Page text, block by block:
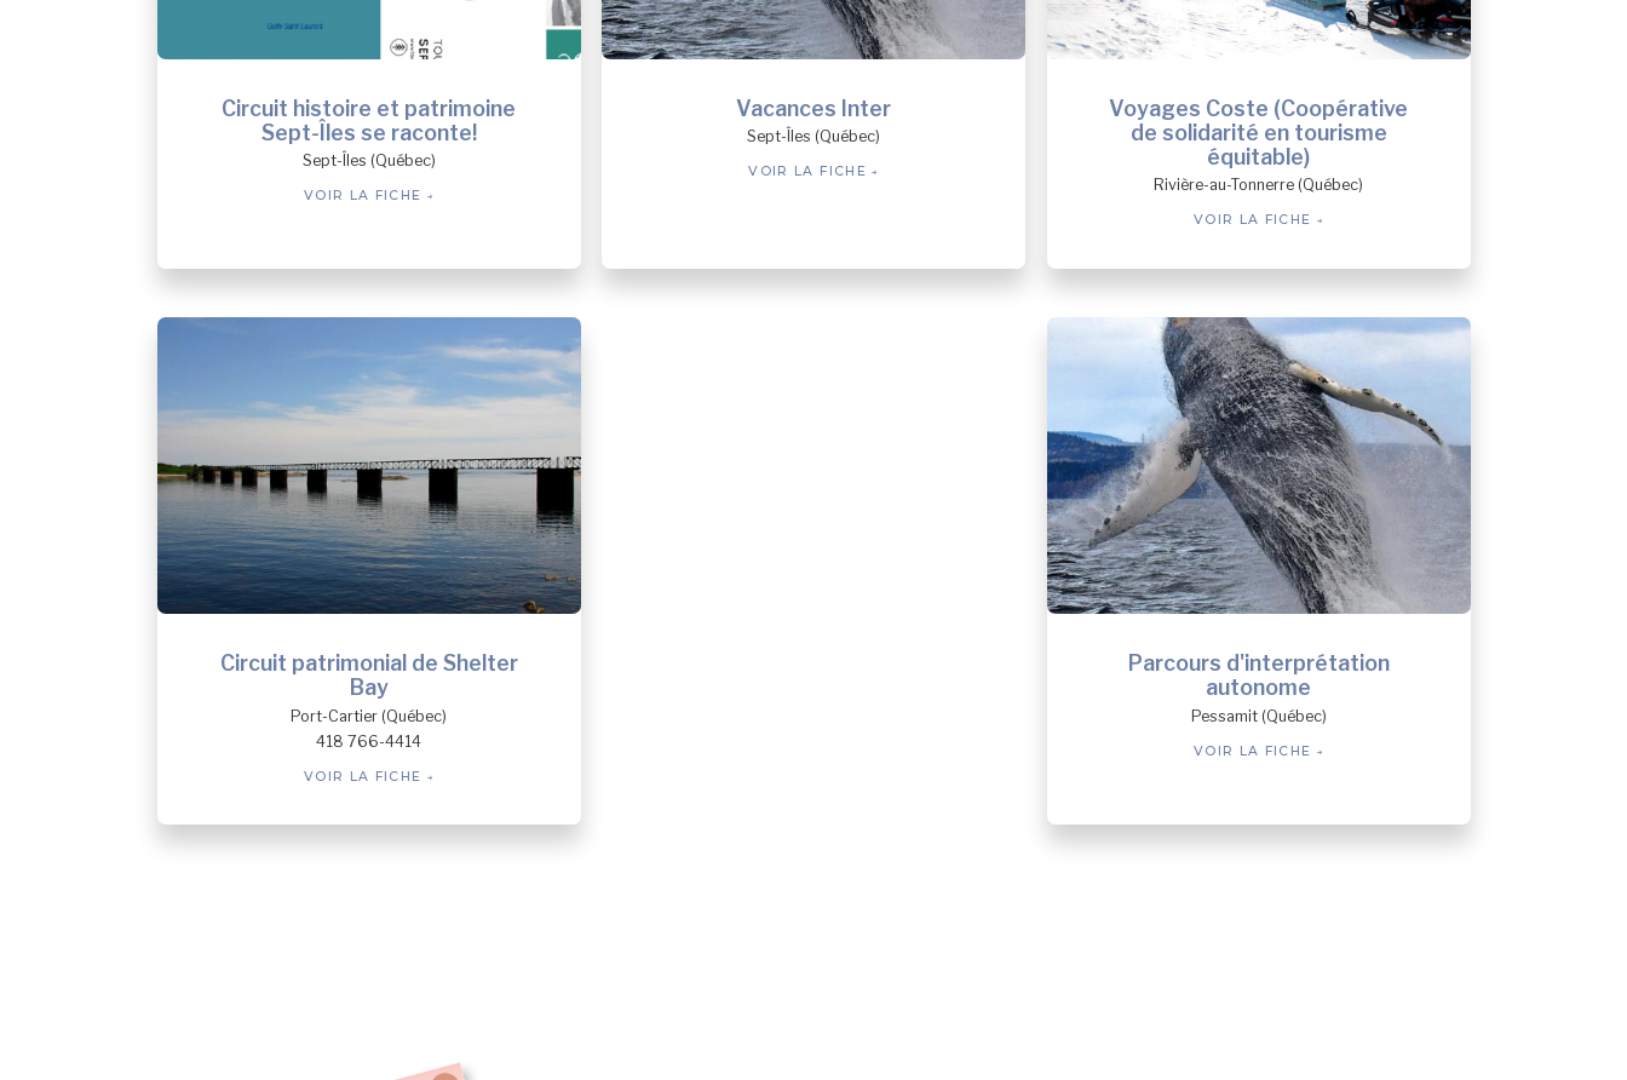
Circuit histoire et patrimoine
Sept-Îles se raconte!
Sept-Îles (Québec)
VOIR LA FICHE
Vacances Inter
Sept-Îles (Québec)
VOIR LA FICHE
Voyages Coste (Coopérative
de solidarité en tourisme
équitable)
Rivière-au-Tonnerre (Québec)
VOIR LA FICHE
Circuit patrimonial de Shelter
Bay
Port-Cartier (Québec)
418 766-4414
VOIR LA FICHE
Parcours d'interprétation
autonome
Pessamit (Québec)
VOIR LA FICHE